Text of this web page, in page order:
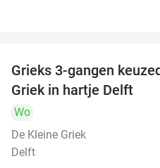
Grieks 3-gangen
Griek in hartje Delft
Wo
De Kleine Griek
Delft